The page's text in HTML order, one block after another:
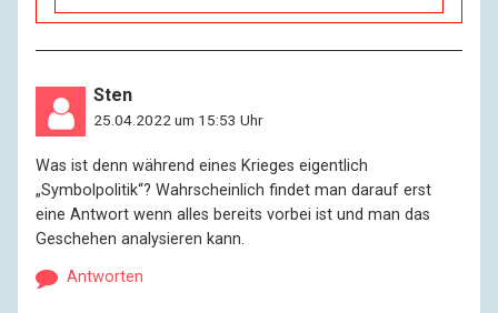
Sten
25.04.2022 um 15:53 Uhr
Was ist denn während eines Krieges eigentlich
„Symbolpolitik“? Wahrscheinlich findet man darauf erst
eine Antwort wenn alles bereits vorbei ist und man das
Geschehen analysieren kann.
Antworten